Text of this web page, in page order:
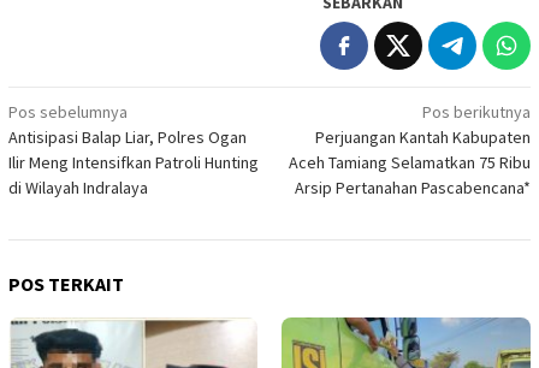
Navigasi
pos
Pos sebelumnya
Antisipasi Balap Liar, Polres Ogan
Ilir Meng Intensifkan Patroli Hunting
di Wilayah Indralaya
Pos berikutnya
Perjuangan Kantah Kabupaten
Aceh Tamiang Selamatkan 75 Ribu
Arsip Pertanahan Pascabencana*
POS TERKAIT